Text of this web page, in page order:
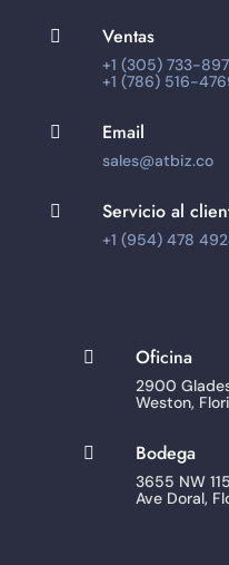
 Ventas
+1 (305) 733-
+1 (786) 516-
 Email
sales@atbiz.co
 Servicio al
+1 (954) 478
 Oficina
2900
Weston,
 Bodega
3655 NW
Ave Doral,